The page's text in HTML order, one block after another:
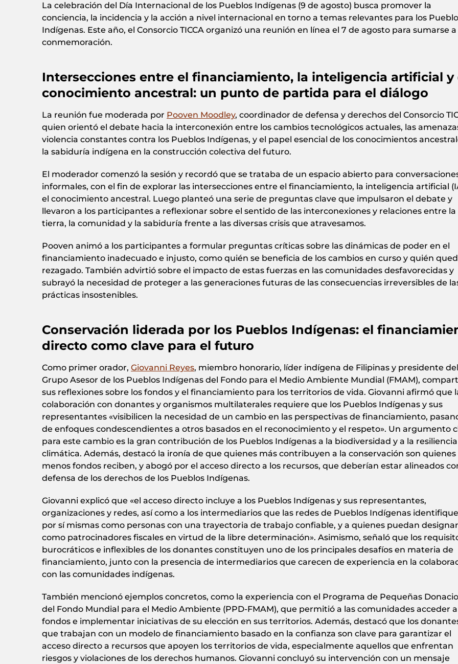
La celebración del Día Internacional de los Pueblos Indígenas (9 de agosto) busca promover la
conciencia, la incidencia y la acción a nivel internacional en torno a temas relevantes para los
Indígenas. Este año, el Consorcio TICCA organizó una reunión en línea el 7 de agosto para sumarse
conmemoración.
Intersecciones entre el financiamiento, la inteligencia artificial y
conocimiento ancestral: un punto de partida para el diálogo
La reunión fue moderada por Pooven Moodley, coordinador de defensa y derechos del Consorcio
quien orientó el debate hacia la interconexión entre los cambios tecnológicos actuales, las
violencia constantes contra los Pueblos Indígenas, y el papel esencial de los conocimientos
la sabiduría indígena en la construcción colectiva del futuro.
El moderador comenzó la sesión y recordó que se trataba de un espacio abierto para
informales, con el fin de explorar las intersecciones entre el financiamiento, la inteligencia artificial
el conocimiento ancestral. Luego planteó una serie de preguntas clave que impulsaron el debate y
llevaron a los participantes a reflexionar sobre el sentido de las interconexiones y relaciones entre la
tierra, la comunidad y la sabiduría frente a las diversas crisis que atravesamos.
Pooven animó a los participantes a formular preguntas críticas sobre las dinámicas de poder en el
financiamiento inadecuado e injusto, como quién se beneficia de los cambios en curso y quién
rezagado. También advirtió sobre el impacto de estas fuerzas en las comunidades desfavorecidas y
subrayó la necesidad de proteger a las generaciones futuras de las consecuencias irreversibles de
prácticas insostenibles.
Conservación liderada por los Pueblos Indígenas: el
directo como clave para el futuro
Como primer orador, Giovanni Reyes, miembro honorario, líder indígena de Filipinas y presidente del
Grupo Asesor de los Pueblos Indígenas del Fondo para el Medio Ambiente Mundial (FMAM),
sus reflexiones sobre los fondos y el financiamiento para los territorios de vida. Giovanni afirmó que
colaboración con donantes y organismos multilaterales requiere que los Pueblos Indígenas y sus
representantes «visibilicen la necesidad de un cambio en las perspectivas de financiamiento,
de enfoques condescendientes a otros basados en el reconocimiento y el respeto». Un argumento
para este cambio es la gran contribución de los Pueblos Indígenas a la biodiversidad y a la resiliencia
climática. Además, destacó la ironía de que quienes más contribuyen a la conservación son quienes
menos fondos reciben, y abogó por el acceso directo a los recursos, que deberían estar alineados
defensa de los derechos de los Pueblos Indígenas.
Giovanni explicó que «el acceso directo incluye a los Pueblos Indígenas y sus representantes,
organizaciones y redes, así como a los intermediarios que las redes de Pueblos Indígenas
por sí mismas como personas con una trayectoria de trabajo confiable, y a quienes puedan designar
como patrocinadores fiscales en virtud de la libre determinación». Asimismo, señaló que los
burocráticos e inflexibles de los donantes constituyen uno de los principales desafíos en materia de
financiamiento, junto con la presencia de intermediarios que carecen de experiencia en la
con las comunidades indígenas.
También mencionó ejemplos concretos, como la experiencia con el Programa de Pequeñas
del Fondo Mundial para el Medio Ambiente (PPD-FMAM), que permitió a las comunidades acceder a
fondos e implementar iniciativas de su elección en sus territorios. Además, destacó que los
que trabajan con un modelo de financiamiento basado en la confianza son clave para garantizar el
acceso directo a recursos que apoyen los territorios de vida, especialmente aquellos que enfrentan
riesgos y violaciones de los derechos humanos. Giovanni concluyó su intervención con un mensaje